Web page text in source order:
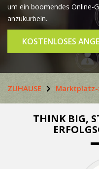
um ein boomendes Online-
anzukurbeln.
KOSTENLOSES
ZUHAUSE
THINK BIG,